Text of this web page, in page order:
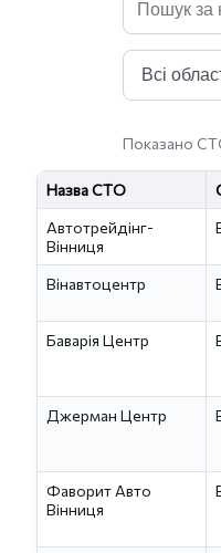
Показано
Назва СТО
Автотрейдінг-
Вінниця
Вінавтоцентр
Баварія Центр
Джерман Центр
Фаворит Авто
Вінниця